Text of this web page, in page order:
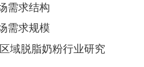
需求结构
需求规模
域脱脂奶粉行业研究